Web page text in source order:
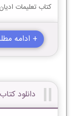
کتاب تعلیمات ادیان
+ ادامه
دانلود